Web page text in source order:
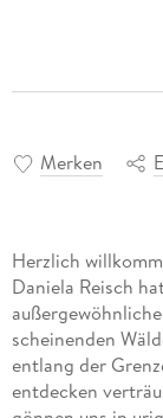
Merken
Herzlich
Daniela Reisch
scheinenden
entlang der
entdecken